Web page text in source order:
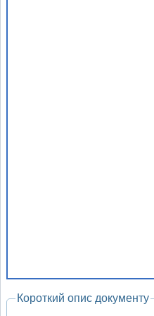
Короткий опис документу